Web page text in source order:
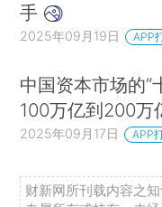
手
2025年09月19日 APP
中国资本市场的“
100万亿到200万
2025年09月17日 APP
财新网所刊载内容之